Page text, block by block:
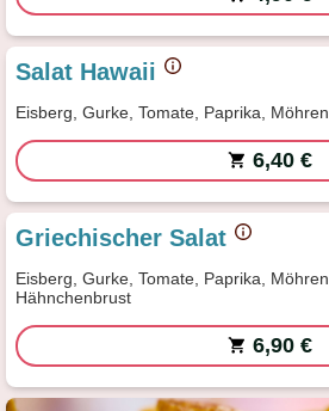
Salat Hawaii
Eisberg, Gurke, Tomate, Paprika,
6,40 €
Griechischer Salat
Eisberg, Gurke, Tomate, Paprika,
Hähnchenbrust
6,90 €